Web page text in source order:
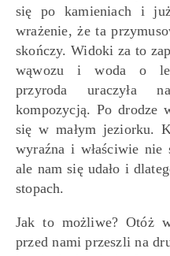
się po kamieniach i
wrażenie, że ta
skończy. Widoki za to
wąwozu i woda o
przyroda uraczyła
kompozycją. Po drodze
się w małym jeziorku.
wyraźna i właściwie nie
ale nam się udało i
stopach.
Jak to możliwe? Otóż
przed nami przeszli na